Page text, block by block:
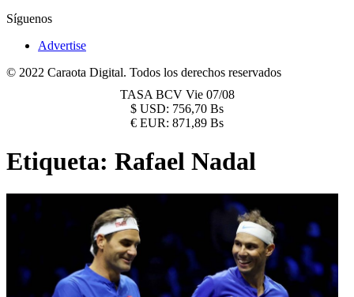
Síguenos
Advertise
© 2022 Caraota Digital. Todos los derechos reservados
TASA BCV Vie 07/08
$ USD: 756,70 Bs
€ EUR: 871,89 Bs
Etiqueta: Rafael Nadal